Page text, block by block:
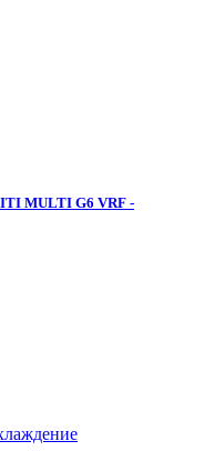
MULTI G6 VRF -